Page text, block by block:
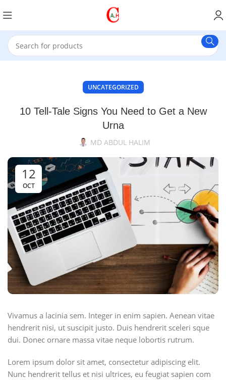
UNCATEGORIZED
10 Tell-Tale Signs You Need to Get a New
Urna
MD ABDUL HALIM
12
OCT
Vivamus a lacinia sem. Integer in enim sapien. Aenean vitae
hendrerit nisi, ut suscipit justo. Duis hendrerit sceleri sque
dui. Donec ornare massa vitae neque lobortis rutrum.
Lorem ipsum dolor sit amet, consectetur adipiscing elit.
Nunc hendrerit tellus et nisi ultrices, eu feugiat sapien com